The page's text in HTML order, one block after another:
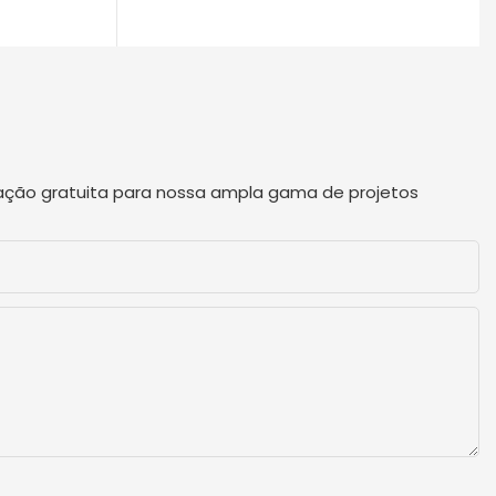
gratuita para nossa ampla gama de projetos